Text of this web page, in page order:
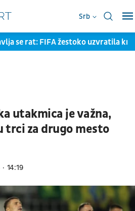
Srb
se rat: FIFA žestoko uzvratila
utakmica je važna,
trci za drugo mesto
14:19